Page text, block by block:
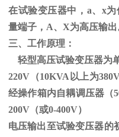
在试验变压器中， a、 x为
量端子， A、 X为高压输出
三、工作原理：
轻型高压试验变压器为
220V （10KVA 以上为
经操作箱内自耦调压器（
200V （或0-400V）
电压输出至试验变压器的